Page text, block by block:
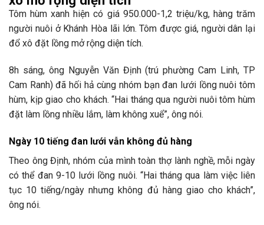
Tôm hùm xanh hiện có giá 950.000-1,2 triệu/kg, hàng trăm
người nuôi ở Khánh Hòa lãi lớn. Tôm được giá, người dân lại
đổ xô đặt lồng mở rộng diện tích.
8h sáng, ông Nguyễn Văn Định (trú phường Cam Linh, TP
Cam Ranh) đã hối hả cùng nhóm bạn đan lưới lồng nuôi tôm
hùm, kịp giao cho khách. “Hai tháng qua người nuôi tôm hùm
đặt làm lồng nhiều lắm, làm không xuể”, ông nói.
Ngày 10 tiếng đan lưới vẫn không đủ hàng
Theo ông Định, nhóm của mình toàn thợ lành nghề, mỗi ngày
có thể đan 9-10 lưới lồng nuôi. “Hai tháng qua làm việc liên
tục 10 tiếng/ngày nhưng không đủ hàng giao cho khách”,
ông nói.